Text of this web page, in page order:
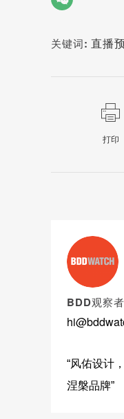
关键词: 直播
打印
BDD观察者
“风佑设计
涅槃品牌”